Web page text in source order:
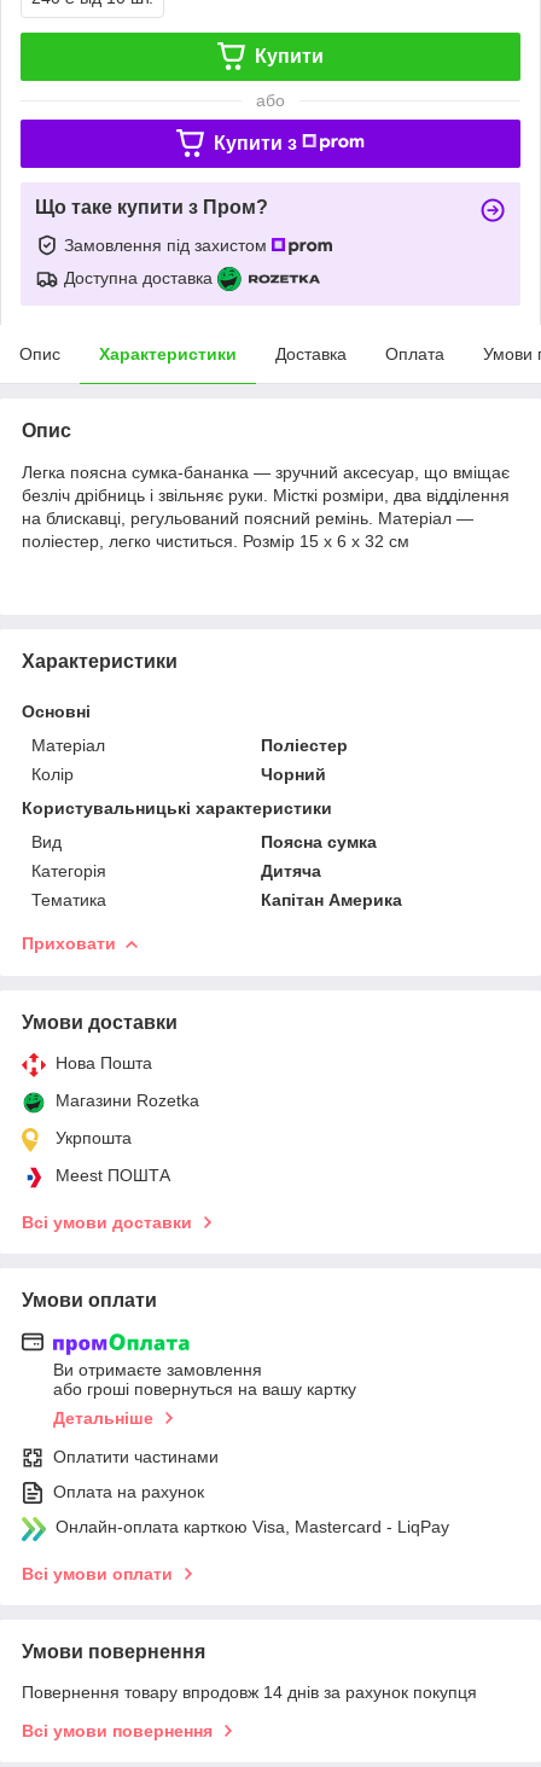
Купити
або
Купити з
Що таке купити з Пром?
Замовлення під захистом
Доступна доставка
Опис Характеристики Доставка Оплата Умови
Опис
Легка поясна сумка-бананка — зручний аксесуар, що вміщає
безліч дрібниць і звільняє руки. Місткі розміри, два відділення
на блискавці, регульований поясний ремінь. Матеріал —
поліестер, легко чиститься. Розмір 15 х 6 х 32 см
Характеристики
Основні
Матеріал
Поліестер
Колір
Чорний
Користувальницькі характеристики
Вид
Поясна сумка
Категорія
Дитяча
Тематика
Капітан Америка
Приховати
Умови доставки
Нова Пошта
Магазини Rozetka
Укрпошта
Meest ПОШТА
Всі умови доставки
Умови оплати
Ви отримаєте замовлення
або гроші повернуться на вашу картку
Детальніше
Оплатити частинами
Оплата на рахунок
Онлайн-оплата карткою Visa, Mastercard - LiqPay
Всі умови оплати
Умови повернення
Повернення товару впродовж 14 днів за рахунок покупця
Всі умови повернення